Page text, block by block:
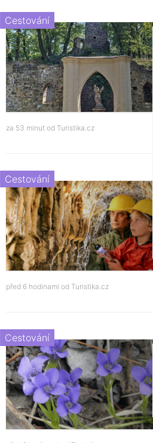
Cestování
za 53 minut od Turistika.cz
Cestování
před 6 hodinami od Turistika.cz
Cestování